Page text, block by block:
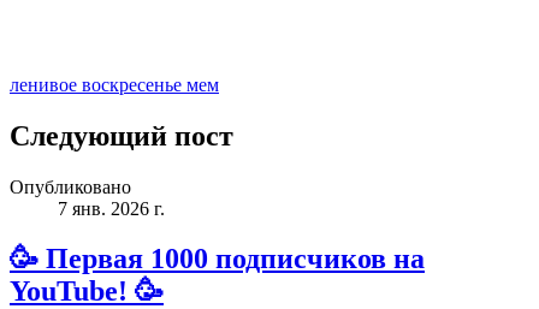
ленивое воскресенье мем
Следующий пост
Опубликовано
7 янв. 2026 г.
🥳 Первая 1000 подписчиков на
YouTube! 🥳